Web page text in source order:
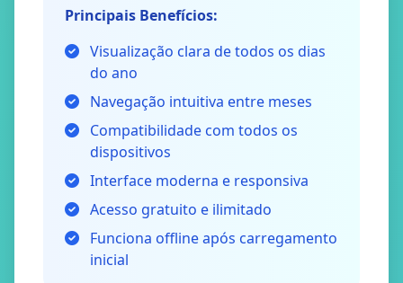
Principais Benefícios:
Visualização clara de todos os dias
do ano
Navegação intuitiva entre meses
Compatibilidade com todos os
dispositivos
Interface moderna e responsiva
Acesso gratuito e ilimitado
Funciona offline após carregamento
inicial